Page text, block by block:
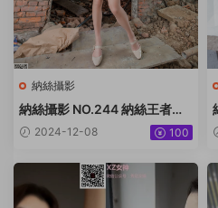
納絲攝影
納絲攝影 NO.244 納絲王者版
小迪 [92P+1222M]
2024-12-08 100